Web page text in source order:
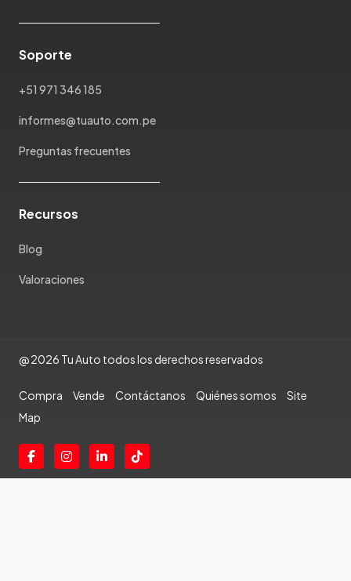
Soporte
+51 971 346 185
informes@tuauto.com.pe
Preguntas frecuentes
Recursos
Blog
Valoraciones
@ 2026 Tu Auto todos los derechos reservados
Compra Vende Contáctanos Quiénes somos
Site
Map